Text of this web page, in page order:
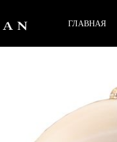
ГЛАВНАЯ